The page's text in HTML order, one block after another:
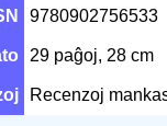
9780902756533
29 paĝoj, 28 cm
Recenzoj